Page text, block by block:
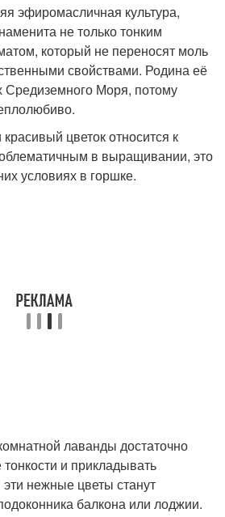
эфиромасличная культура,
не только тонким
который не переносят моль
свойствами. Родина её
Средиземного Моря, потому
цветок относится к
в выращивании, это
условиях в горшке.
лаванды достаточно
и прикладывать
нежные цветы станут
балкона или лоджии.